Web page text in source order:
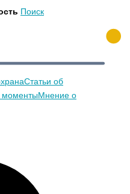
Поиск
Статьи об
моментыМнение о